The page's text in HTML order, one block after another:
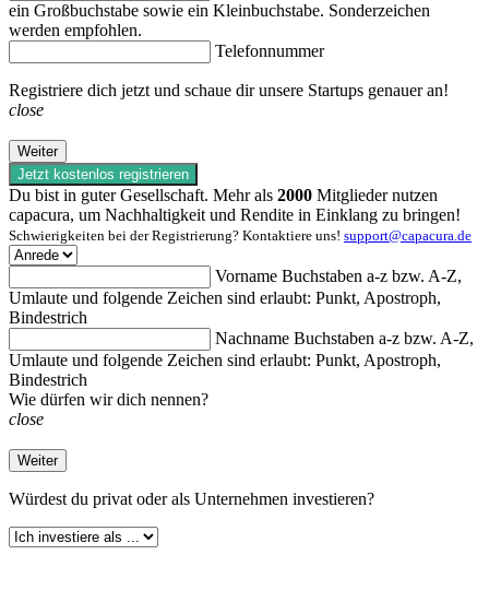
ein Großbuchstabe sowie ein Kleinbuchstabe. Sonderzeichen
werden empfohlen.
Telefonnummer
Registriere dich jetzt und schaue dir unsere Startups genauer an!
close
Weiter
Jetzt kostenlos registrieren
Du bist in guter Gesellschaft. Mehr als 2000 Mitglieder nutzen
capacura, um Nachhaltigkeit und Rendite in Einklang zu bringen!
Schwierigkeiten bei der Registrierung? Kontaktiere uns! support@capacura.de
Vorname Buchstaben a-z bzw. A-Z,
Umlaute und folgende Zeichen sind erlaubt: Punkt, Apostroph,
Bindestrich
Nachname Buchstaben a-z bzw. A-Z,
Umlaute und folgende Zeichen sind erlaubt: Punkt, Apostroph,
Bindestrich
Wie dürfen wir dich nennen?
close
Weiter
Würdest du privat oder als Unternehmen investieren?